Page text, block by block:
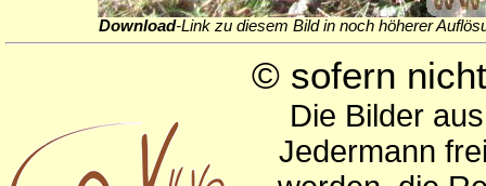
Download-Link zu diesem Bild in noch höherer
© sofern
Die Bilder
Jedermann